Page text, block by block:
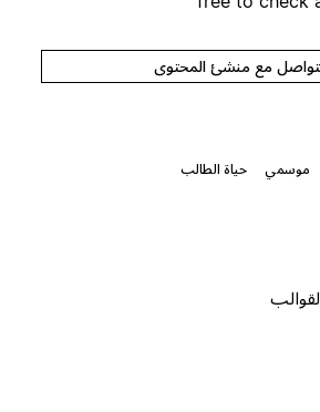
مع منشئ المحتوى
حياة الطالب